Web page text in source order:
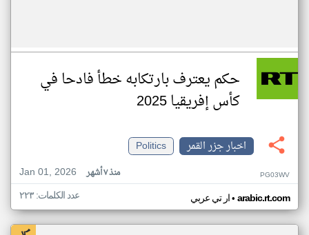
حكم يعترف بارتكابه خطأ فادحا في
كأس إفريقيا 2025
اخبار جزر القمر
Politics
Jan 01, 2026
منذ ٧ أشهر PG03WV
ار تي عربي• arabic.rt.com عدد الكلمات: ٢٢٣